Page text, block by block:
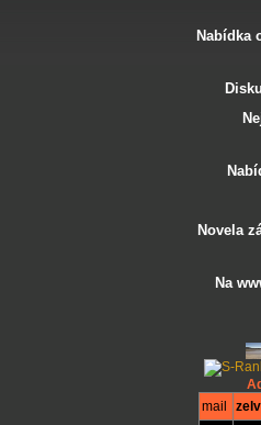
Nabídka
Novela
Na
mail